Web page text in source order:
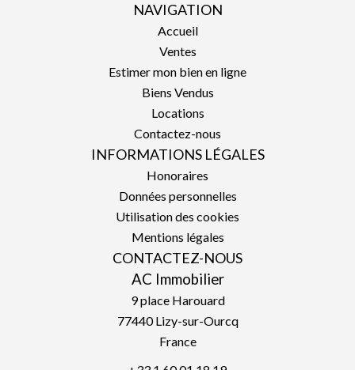
NAVIGATION
Accueil
Ventes
Estimer mon bien en ligne
Biens Vendus
Locations
Contactez-nous
INFORMATIONS LÉGALES
Honoraires
Données personnelles
Utilisation des cookies
Mentions légales
CONTACTEZ-NOUS
AC Immobilier
9 place Harouard
77440Lizy-sur-Ourcq
France